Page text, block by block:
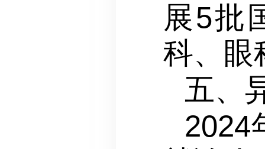
展5批
科、眼
五、
2024